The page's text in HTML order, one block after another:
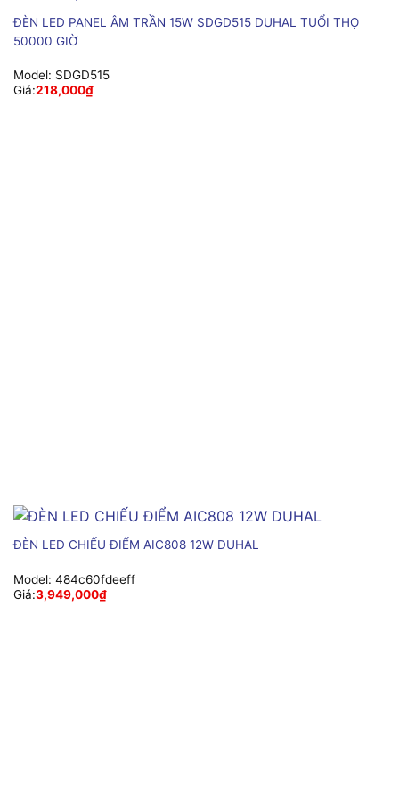
ĐÈN LED PANEL ÂM TRẦN 15W SDGD515 DUHAL TUỔI THỌ
50000 GIỜ
Model: SDGD515
Giá:218,000₫
ĐÈN LED CHIẾU ĐIỂM AIC808 12W DUHAL
Model: 484c60fdeeff
Giá:3,949,000₫